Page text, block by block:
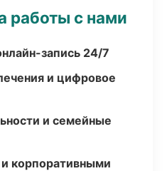
работы с нами
запись 24/7
и цифровое
и семейные
корпоративными